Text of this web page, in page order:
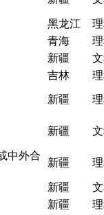
黑龙江
青海
新疆
吉林
新疆
新疆
中外合
新疆
新疆
新疆